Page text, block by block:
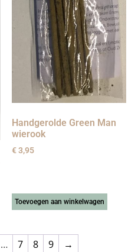
Handgerolde Green Man
wierook
€3,95
Toevoegen aan winkelwagen
… 7 8 9 →